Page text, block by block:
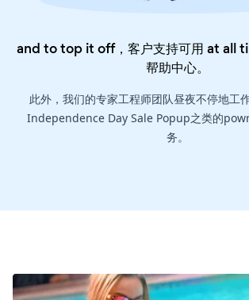
and to top it off，客户支持可用 at all
帮助中心。
此外，我们的专家工程师团队昼夜不停地工
Independence Day Sale Popup之类的
务。